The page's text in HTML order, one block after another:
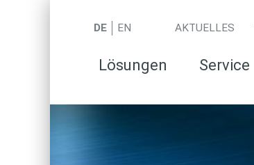
DE EN AKTUELLES
Lösungen Service